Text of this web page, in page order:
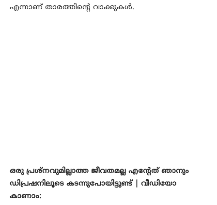
എന്നാണ് താരത്തിന്റെ വാക്കുകൾ.
ഒരു പ്രശ്നവുമില്ലാത്ത ജീവതമല്ല എന്റേത് ഞാനും
ഡിപ്രഷനിലൂടെ കടന്നുപോയിട്ടുണ്ട് | വീഡിയോ
കാണാം: